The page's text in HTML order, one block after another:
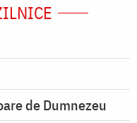
de Dumnezeu